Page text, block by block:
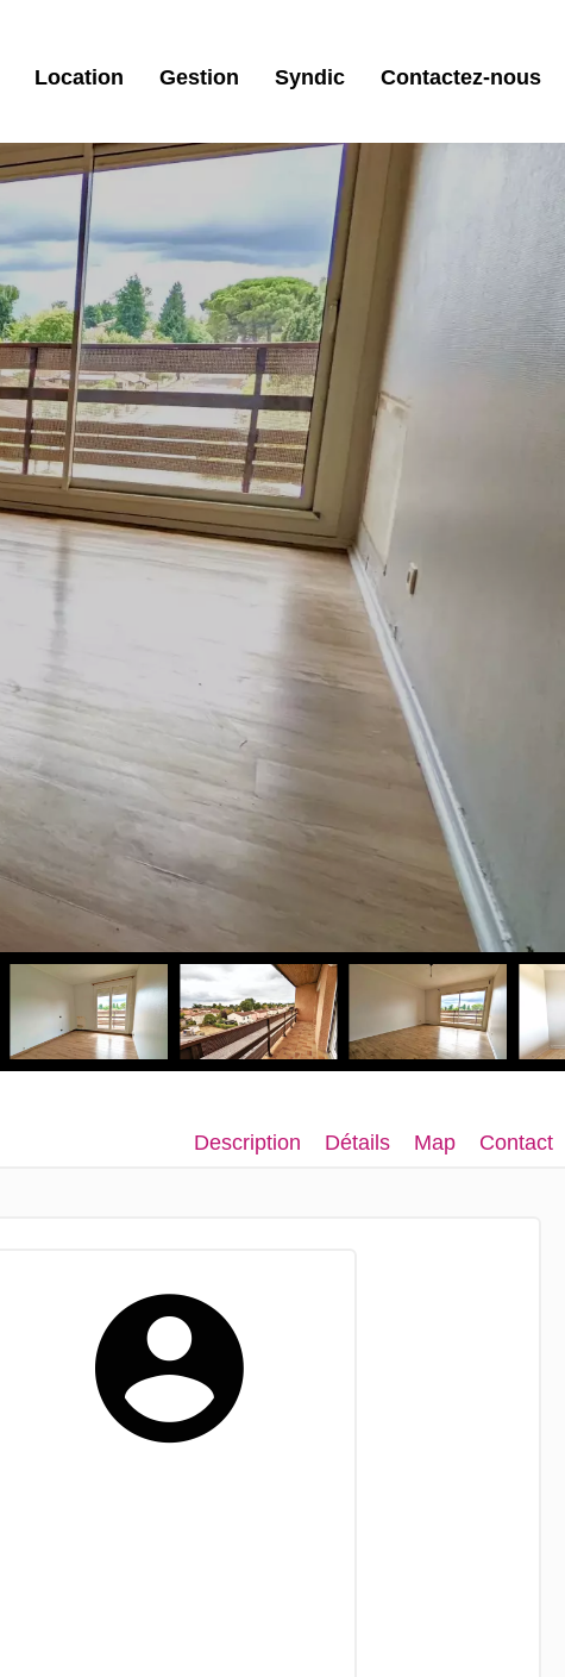
Location Gestion Syndic Contactez-nous
Description Détails Map Contact